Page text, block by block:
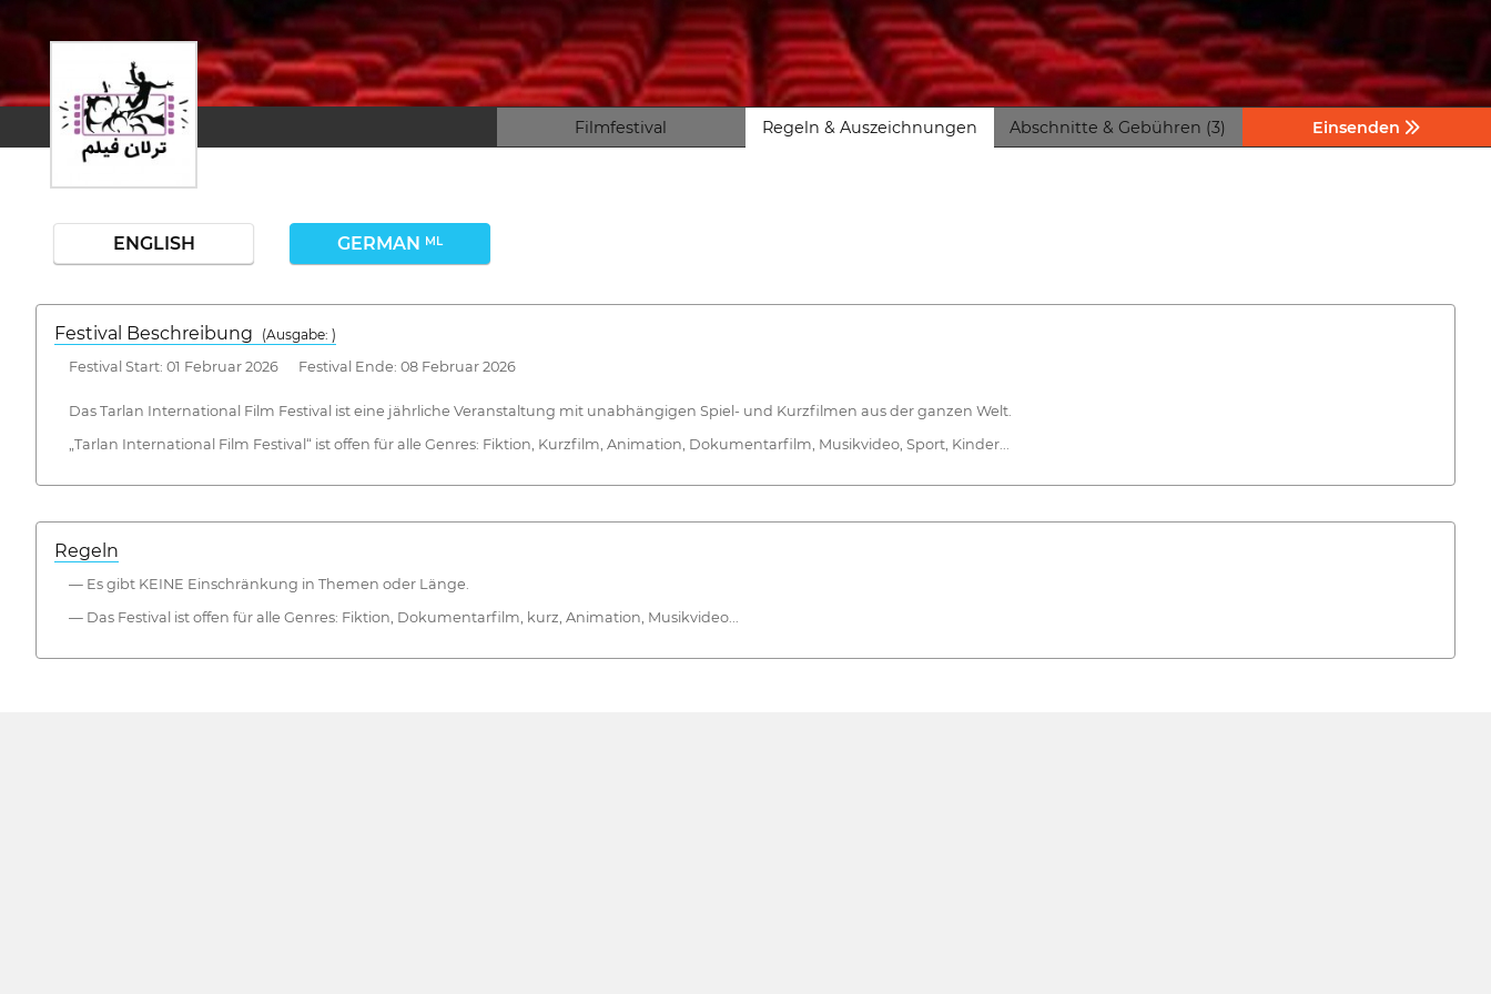
Filmfestival Regeln & Auszeichnungen Abschnitte & Gebühren (3) Einsenden
ENGLISH GERMAN ML
Festival Beschreibung
(Ausgabe: )
Festival Start: 01 Februar 2026 Festival Ende: 08 Februar 2026
Das Tarlan International Film Festival ist eine jährliche Veranstaltung mit unabhängigen Spiel- und Kurzfilmen aus der ganzen Welt.
„Tarlan International Film Festival“ ist offen für alle Genres: Fiktion, Kurzfilm, Animation, Dokumentarfilm, Musikvideo, Sport, Kinder...
Regeln
— Es gibt KEINE Einschränkung in Themen oder Länge.
— Das Festival ist offen für alle Genres: Fiktion, Dokumentarfilm, kurz, Animation, Musikvideo...